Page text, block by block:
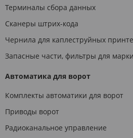
Терминалы сбора данных
Сканеры штрих-кода
Чернила для каплеструйных
Запасные части, фильтры для
Автоматика для ворот
Комплекты автоматики для ворот
Приводы ворот
Радиоканальное управление